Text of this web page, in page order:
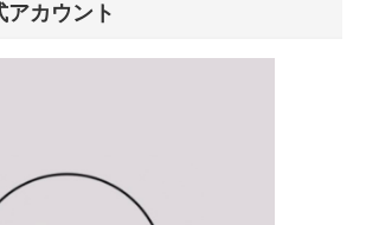
アカウント